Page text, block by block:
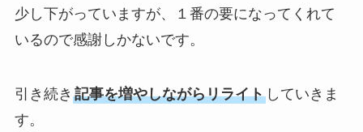
少し下がっていますが、１番の要になってくれて
いるので感謝しかないです。
引き続き 記事を増やしながらリライトしていきま
す。